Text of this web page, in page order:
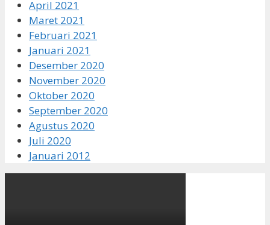
April 2021
Maret 2021
Februari 2021
Januari 2021
Desember 2020
November 2020
Oktober 2020
September 2020
Agustus 2020
Juli 2020
Januari 2012